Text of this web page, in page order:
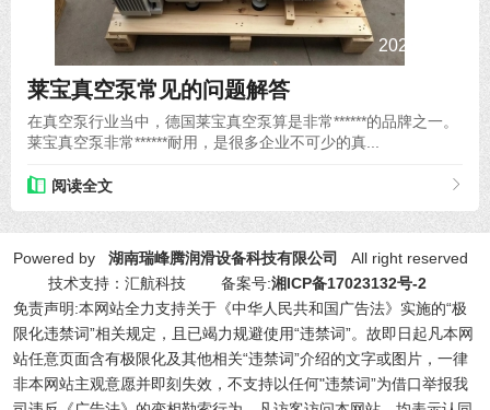
2020-08-26
莱宝真空泵常见的问题解答
在真空泵行业当中，德国莱宝真空泵算是非常******的品牌之一。
莱宝真空泵非常******耐用，是很多企业不可少的真...
阅读全文
Powered by 湖南瑞峰腾润滑设备科技有限公司
All right reserved
技术支持：汇航科技 备案号:湘ICP备17023132号-2
免责声明:本网站全力支持关于《中华人民共和国广告法》实施的“极
限化违禁词”相关规定，且已竭力规避使用“违禁词”。故即日起凡本网
站任意页面含有极限化及其他相关“违禁词”介绍的文字或图片，一律
非本网站主观意愿并即刻失效，不支持以任何"违禁词”为借口举报我